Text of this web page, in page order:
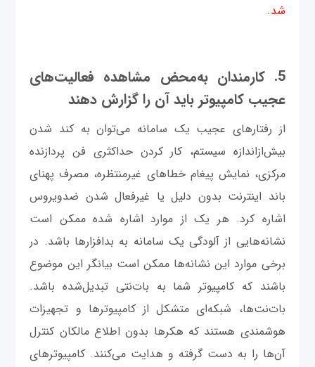
شد.
5. کارمندان به‌محض مشاهده فعالیت‌های
عجیب کامپیوتر باید آن را گزارش دهند
از رفتارهای عجیب یک سامانه می‌توان به کند شدن
بیش‌ازاندازه سیستم، کار کردن حداکثری فن پردازنده
مرکزی، نمایش پیغام‌ خطاهای غیرمنتظره، مصرف پهنای
باند اینترنت بدون دلیل یا غیرفعال شدن ضدویروس
اشاره کرد. هر یک از موارد اشاره شده ممکن است
نشانه‌هایی از آلودگی یک سامانه به بدافزارها باشد. در
برخی موارد این نشانه‌ها ممکن است بیانگر این موضوع
باشند که کامپیوتر شما به بات‌نتی تبدیل‌شده باشد.
بات‌نت‌ها، شبکه‌ای متشکل از کامپیوترها و تجهیزات
هوشمندی هستند که هکرها بدون اطلاع مالکان کنترل
آن‌ها را به دست گرفته و هدایت می‌کنند. کامپیوترهای